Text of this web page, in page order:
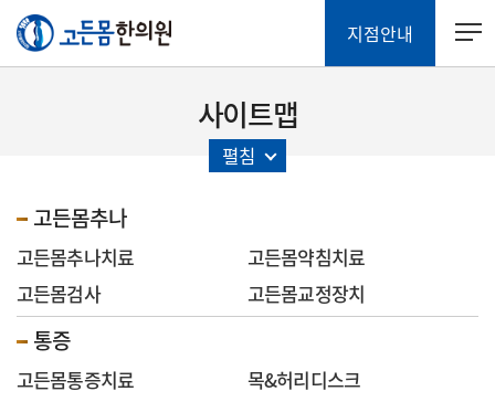
지점안내
사이트맵
펼침
고든몸추나
고든몸추나치료
고든몸약침치료
고든몸검사
고든몸교정장치
통증
고든몸통증치료 목&허리디스크